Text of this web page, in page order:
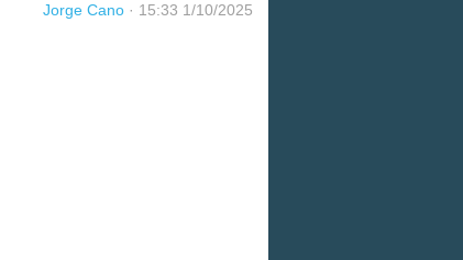
Jorge Cano · 15:33 1/10/2025